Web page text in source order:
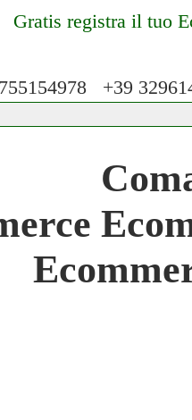
Gratis registra il tuo
3.000 € Mese
+39